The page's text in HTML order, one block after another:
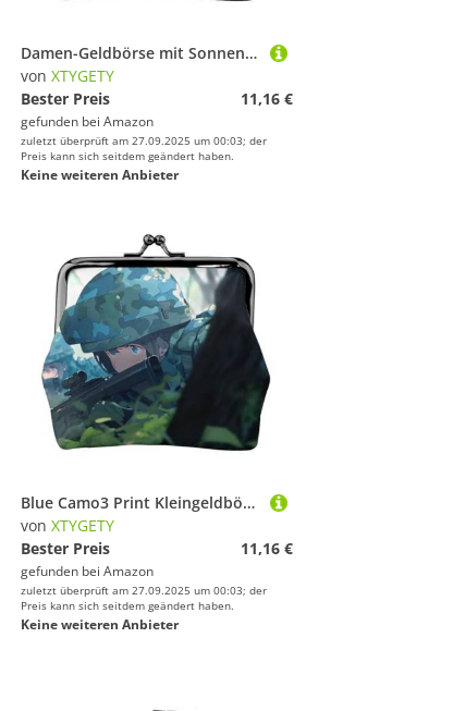
Damen-Geldbörse mit Sonnenuntergang und Stranddruck, kleine Taschen mit Kussschloss, für Münzen, Karten, kleine Gegenstände
von XTYGETY
Bester Preis
11,16 €
gefunden bei Amazon
zuletzt überprüft am 27.09.2025 um 00:03; der
Preis kann sich seitdem geändert haben.
Keine weiteren Anbieter
Blue Camo3 Print Kleingeldbörse für Damen, Münzgeldbörse, kleine Beutel mit Kussschloss, für Münzen, Karten, kleine Gegenstände
von XTYGETY
Bester Preis
11,16 €
gefunden bei Amazon
zuletzt überprüft am 27.09.2025 um 00:03; der
Preis kann sich seitdem geändert haben.
Keine weiteren Anbieter